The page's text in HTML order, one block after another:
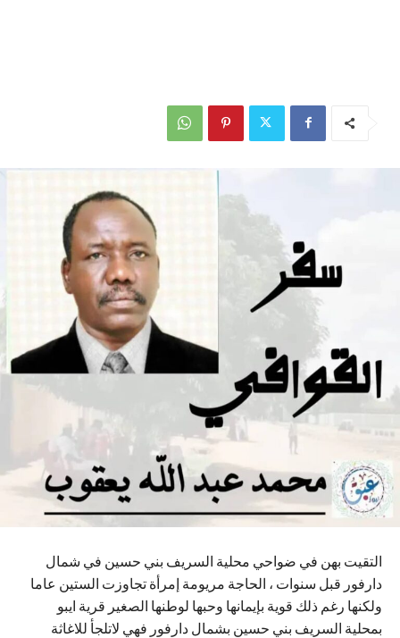
التقيت بهن في ضواحي محلية السريف بني حسين في شمال
دارفور قبل سنوات ، الحاجة مريومة إمرأة تجاوزت الستين عاما
ولكنها رغم ذلك قوية بإيمانها وحبها لوطنها الصغير قرية ايبو
بمحلية السريف بني حسين بشمال دارفور فهي لاتلجأ للاغاثة